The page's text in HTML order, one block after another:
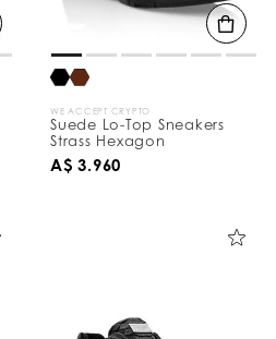
WE ACCEPT CRYPTO
Suede Lo-Top Sneakers
Strass Hexagon
A$ 3.960